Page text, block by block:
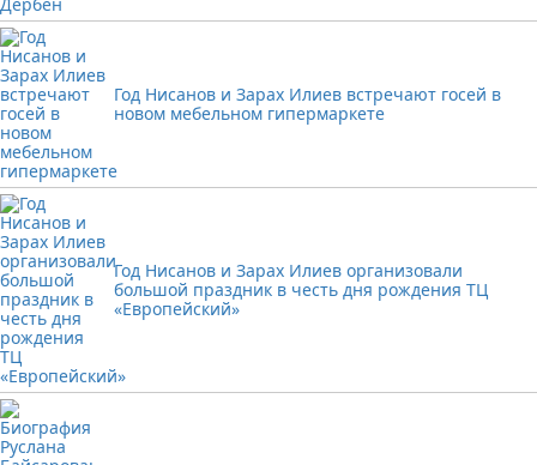
Год Нисанов и Зарах Илиев встречают госей в
новом мебельном гипермаркете
Год Нисанов и Зарах Илиев организовали
большой праздник в честь дня рождения ТЦ
«Европейский»